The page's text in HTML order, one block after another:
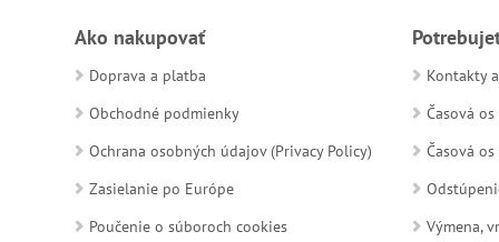
Ako nakupovať
Doprava a platba
Obchodné podmienky
Ochrana osobných údajov (Privacy Policy)
Zasielanie po Európe
Poučenie o súboroch cookies
Kontakty
Časová
Časová
Výmena,